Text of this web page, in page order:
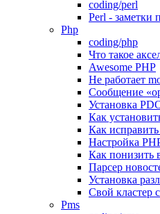
coding/perl
Perl - заметки
Php
coding/php
Что такое
Awesome PHP
Не работает
Сообщение
Установка
Как
Как
Настройка
Как понизить
Парсер
Установка
Свой кластер
Pms